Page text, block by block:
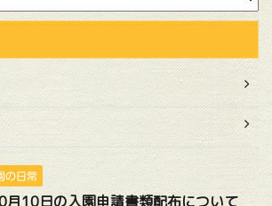
の日常
月10日の入園申請書類配布について